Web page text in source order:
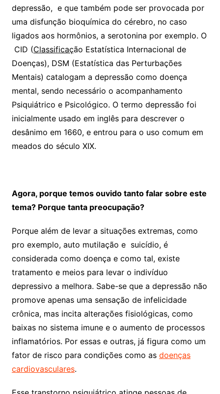
depressão, e que também pode ser provocada por
uma disfunção bioquímica do cérebro, no caso
ligados aos hormônios, a serotonina por exemplo. O
CID (Classificação Estatística Internacional de
Doenças), DSM (Estatística das Perturbações
Mentais) catalogam a depressão como doença
mental, sendo necessário o acompanhamento
Psiquiátrico e Psicológico. O termo depressão foi
inicialmente usado em inglês para descrever o
desânimo em 1660, e entrou para o uso comum em
meados do século XIX.
Agora, porque temos ouvido tanto falar sobre este
tema? Porque tanta preocupação?
Porque além de levar a situações extremas, como
pro exemplo, auto mutilação e suicídio, é
considerada como doença e como tal, existe
tratamento e meios para levar o indivíduo
depressivo a melhora. Sabe-se que a depressão não
promove apenas uma sensação de infelicidade
crônica, mas incita alterações fisiológicas, como
baixas no sistema imune e o aumento de processos
inflamatórios. Por essas e outras, já figura como um
fator de risco para condições como as doenças
cardiovasculares.